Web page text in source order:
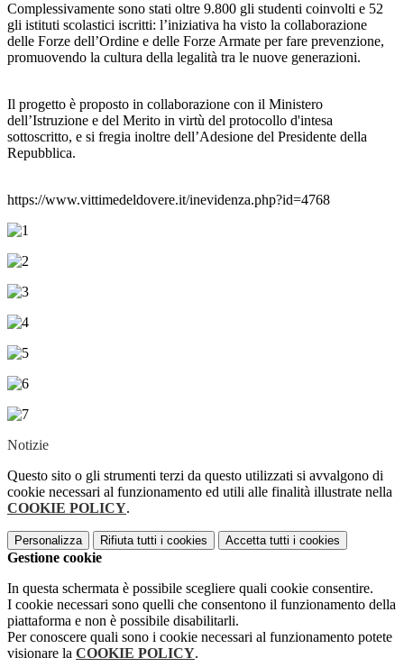
Complessivamente sono stati oltre 9.800 gli studenti coinvolti e 52
gli istituti scolastici iscritti: l’iniziativa ha visto la collaborazione
delle Forze dell’Ordine e delle Forze Armate per fare prevenzione,
promuovendo la cultura della legalità tra le nuove generazioni.
Il progetto è proposto in collaborazione con il Ministero
dell’Istruzione e del Merito in virtù del protocollo d'intesa
sottoscritto, e si fregia inoltre dell’Adesione del Presidente della
Repubblica.
https://www.vittimedeldovere.it/inevidenza.php?id=4768
Notizie
Questo sito o gli strumenti terzi da questo utilizzati si avvalgono di
cookie necessari al funzionamento ed utili alle finalità illustrate nella
COOKIE POLICY.
Personalizza Rifiuta tutti i cookies Accetta tutti i cookies
Gestione cookie
In questa schermata è possibile scegliere quali cookie consentire.
I cookie necessari sono quelli che consentono il funzionamento della
piattaforma e non è possibile disabilitarli.
Per conoscere quali sono i cookie necessari al funzionamento potete
visionare la COOKIE POLICY.